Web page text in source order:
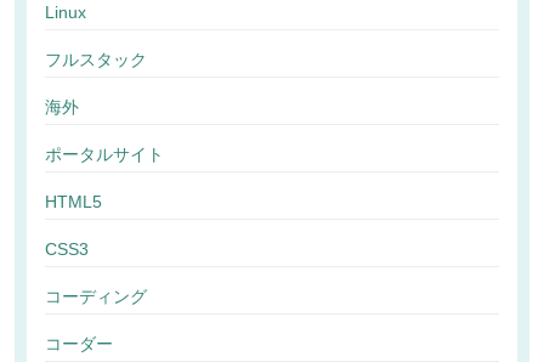
Linux
フルスタック
海外
ポータルサイト
HTML5
CSS3
コーディング
コーダー